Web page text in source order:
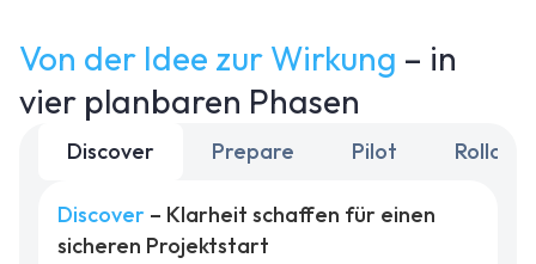
Von der Idee zur Wirkung – in
vier planbaren Phasen
Discover Prepare Pilot Rollout
Discover – Klarheit schaffen für einen
sicheren Projektstart